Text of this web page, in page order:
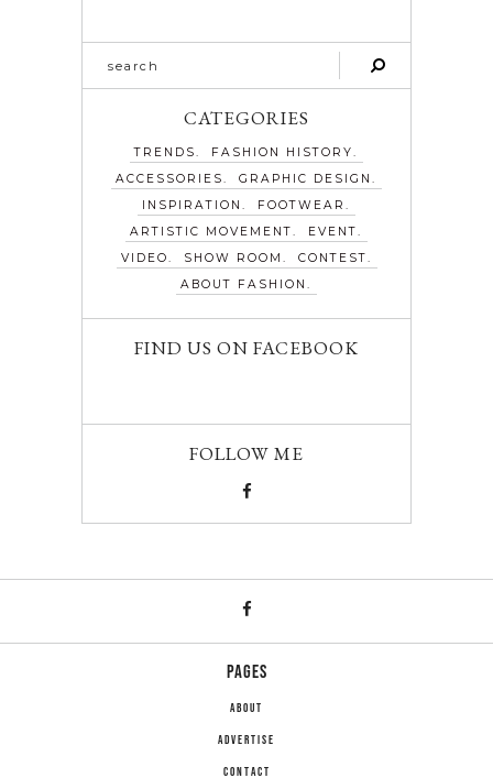
CATEGORIES
TRENDS
FASHION HISTORY
ACCESSORIES
GRAPHIC DESIGN
INSPIRATION
FOOTWEAR
ARTISTIC MOVEMENT
EVENT
VIDEO
SHOW ROOM
CONTEST
ABOUT FASHION
FIND US ON FACEBOOK
FOLLOW ME
PAGES
ABOUT
ADVERTISE
CONTACT